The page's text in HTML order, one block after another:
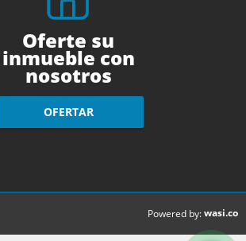
Oferte su
inmueble con
nosotros
OFERTAR
Powered by:wasi.co